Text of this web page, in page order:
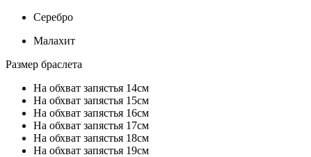
Серебро
Малахит
Размер браслета
На обхват запястья 14см
На обхват запястья 15см
На обхват запястья 16см
На обхват запястья 17см
На обхват запястья 18см
На обхват запястья 19см